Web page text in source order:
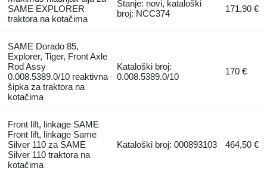
SAME EXPLORER
traktora na kotačima
Stanje: novi, kataloški
broj: NCC374
171,90 €
SAME Dorado 85,
Explorer, Tiger, Front Axle
Rod Assy
0.008.5389.0/10 reaktivna
šipka za traktora na
kotačima
Kataloški broj:
0.008.5389.0/10
170 €
Front lift, linkage SAME
Front lift, linkage Same
Silver 110 za SAME
Silver 110 traktora na
kotačima
Kataloški broj: 000893103 464,50 €